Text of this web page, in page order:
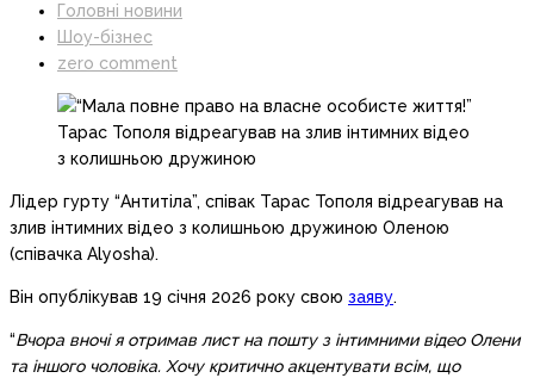
Головні новини
Шоу-бізнес
zero comment
Лідер гурту “Антитіла”, співак Тарас Тополя відреагував на
злив інтимних відео з колишньою дружиною Оленою
(співачка Alyosha).
Він опублікував 19 січня 2026 року свою заяву.
“Вчора вночі я отримав лист на пошту з інтимними відео Олени
та іншого чоловіка. Хочу критично акцентувати всім, що